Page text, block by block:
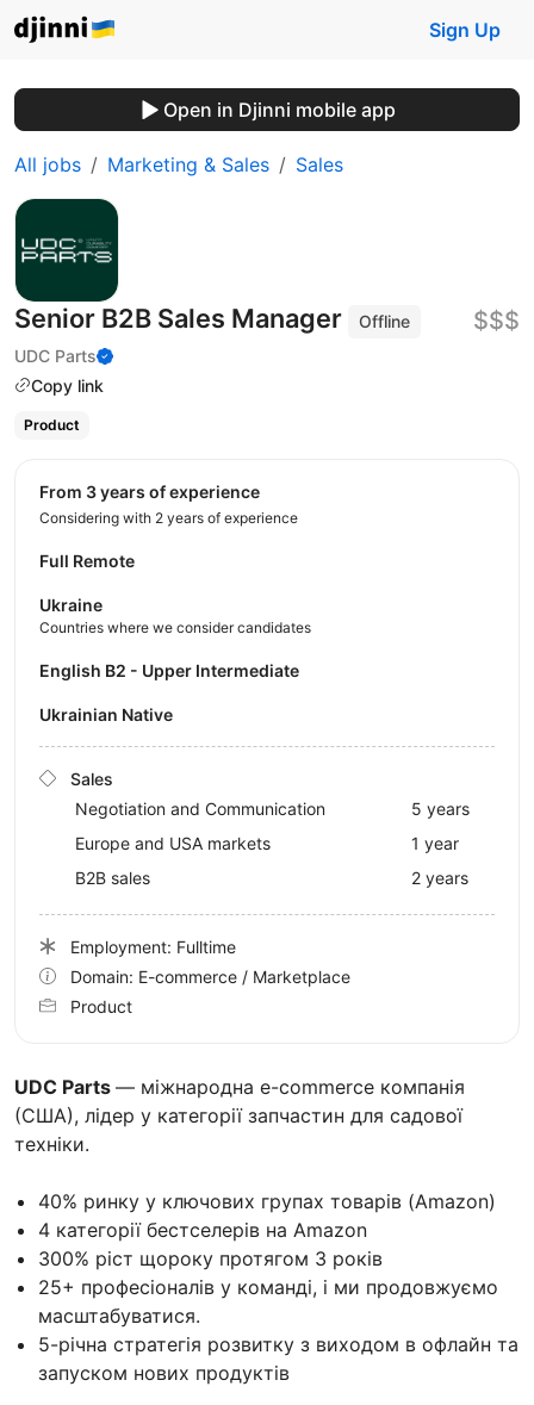
Sign Up
Open in Djinni mobile app
All jobs Marketing & Sales Sales
Senior B2B Sales Manager
Offline
UDC Parts
Copy link
$$$
Product
UDC Parts — міжнародна e-commerce компанія
(США), лідер у категорії запчастин для садової
техніки.
40% ринку у ключових групах товарів (Amazon)
4 категорії бестселерів на Amazon
300% ріст щороку протягом 3 років
25+ професіоналів у команді, і ми продовжуємо
масштабуватися.
5-річна стратегія розвитку з виходом в офлайн та
запуском нових продуктів
from 3 years of experience
Considering with 2 years of experience
Full Remote
Ukraine
Countries where we consider candidates
English B2 - Upper Intermediate
Ukrainian Native
Sales
Negotiation and Communication
5 years
Europe and USA markets
1 year
B2B sales
2 years
Employment: Fulltime
Domain: E-commerce / Marketplace
Product